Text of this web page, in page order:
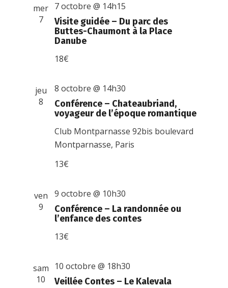
mer
7
Visite guidée – Du parc des
Buttes-Chaumont à la Place
Danube
7 octobre @ 14h15
18€
jeu
8
Conférence – Chateaubriand,
voyageur de l’époque romantique
8 octobre @ 14h30
Club Montparnasse92bis boulevard
Montparnasse, Paris
13€
ven
9
Conférence – La randonnée ou
l’enfance des contes
9 octobre @ 10h30
13€
sam
10
Veillée Contes – Le Kalevala
10 octobre @ 18h30